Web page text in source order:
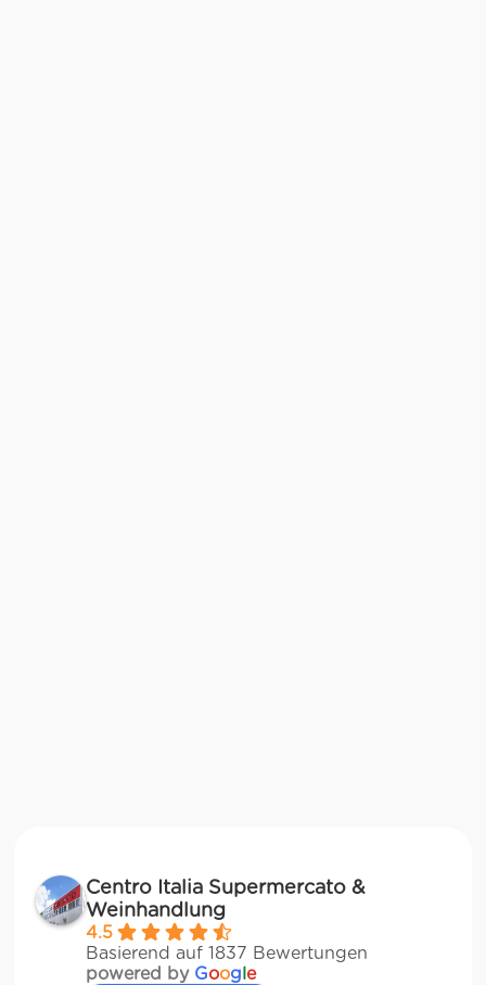
Centro Italia Supermercato &
Weinhandlung
4.5
Basierend auf 1837 Bewertungen
powered by Google